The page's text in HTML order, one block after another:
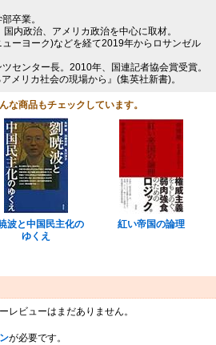
卒業。
内政治、アメリカ政治を中心に取材。
ーヨーク)などを経て2019年からロサンゼル
センター長。2010年、国連記者協会賞受賞。
メリカ社会の現場から』(集英社新書)。
な商品もチェックしています。
波と中国民主化の
ゆくえ
紅い帝国の論理
レビューはまだありません。
が必要です。